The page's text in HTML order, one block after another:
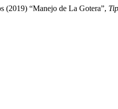
(2019) “Manejo de La Gotera”,